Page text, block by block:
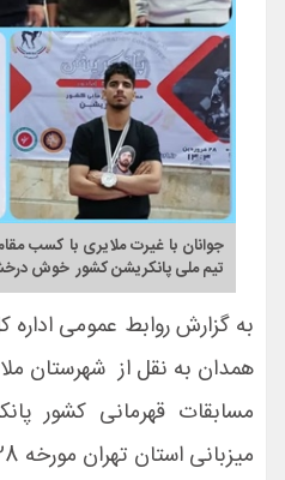
جوانان با غیرت ملایری با کسب
تیم ملی پانکریشن کشور خوش
به گزارش روابط عمومی
همدان به نقل از شهرستان